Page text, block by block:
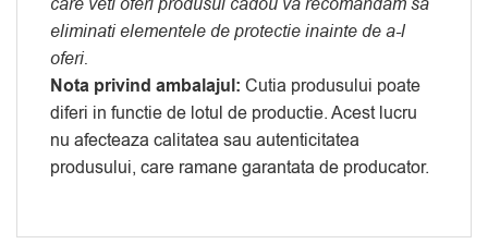
eliminati elementele de protectie inainte de a-l
oferi.
Nota privind ambalajul: Cutia produsului poate
diferi in functie de lotul de productie. Acest lucru
nu afecteaza calitatea sau autenticitatea
produsului, care ramane garantata de producator.